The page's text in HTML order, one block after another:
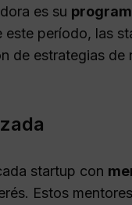
es su
este período, las
de estrategias
startup con
Estos